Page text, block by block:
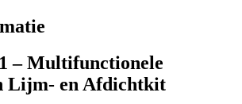
– Multifunctionele
Lijm- en Afdichtkit